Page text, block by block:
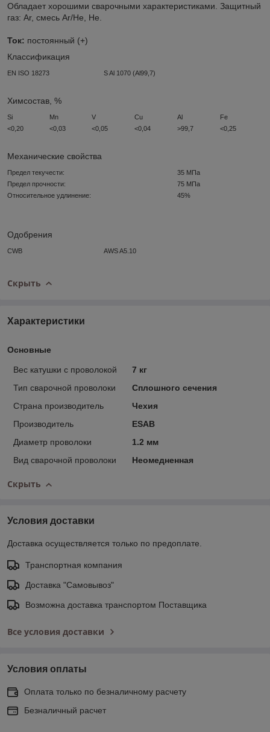
Обладает хорошими сварочными характеристиками. Защитный
газ: Ar, смесь Ar/He, He.
Ток: постоянный (+)
Классификация
EN ISO 18273 S Al 1070 (Al99,7)
Химсостав, %
Si Mn V Cu Al
Fe
<0,20
<0,03 <0,05 <0,04 >99,7 <0,25
Механические свойства
Предел текучести:
35 МПа
Предел прочности:
75 МПа
Относительное удлинение:
45%
Одобрения
CWB AWS A5.10
Скрыть
Характеристики
Основные
Вес катушки с проволокой
7 кг
Тип сварочной проволоки
Сплошного сечения
Страна производитель
Чехия
Производитель
ESAB
Диаметр проволоки
1.2 мм
Вид сварочной проволоки
Неомедненная
Скрыть
Условия доставки
Доставка осуществляется только по предоплате.
Транспортная компания
Доставка "Самовывоз"
Возможна доставка транспортом Поставщика
Все условия доставки
Условия оплаты
Оплата только по безналичному расчету
Безналичный расчет